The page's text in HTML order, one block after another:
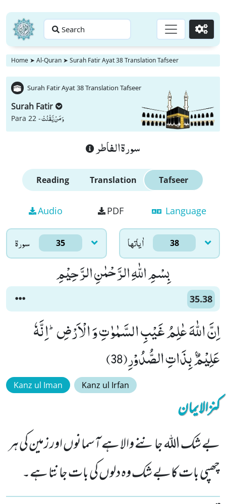
Search Go
Home ➤ Al-Quran ➤ Surah Fatir Ayat 38 Translation Tafseer
Surah Fatir Ayat 38 Translation Tafseer
Surah Fatir
Para 22 -وَ مَنْ یَّقْنُتْ
سورة الفاطر
Reading Translation Tafseer
Audio PDF Language
سورۃ 35 اٰياتها 38
بِسْمِ اللّٰهِ الرَّحْمٰنِ الرَّحِیْمِ
35.38
اِنَّ اللّٰهَ عٰلِمُ غَیْبِ السَّمٰوٰتِ وَ الْاَرْضِؕ-اِنَّهٗ
عَلِیْمٌۢ بِذَاتِ الصُّدُوْرِ(38)
Kanz ul Iman Kanz ul Irfan
کنزالایمان
بے شک اللہ جاننے والا ہے آسمانوں اور زمین کی ہر
چھپی بات کابے شک وہ دلوں کی بات جانتا ہے۔